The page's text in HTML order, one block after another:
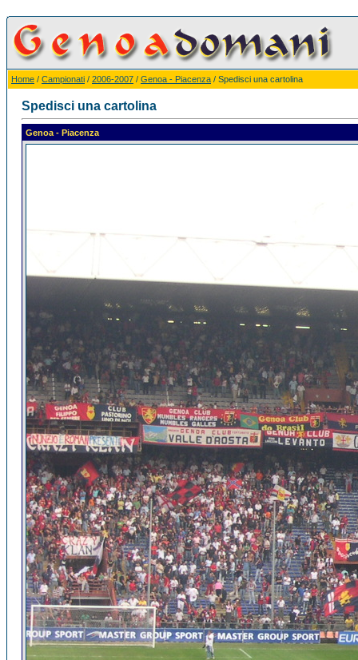
Home / Campionati / 2006-2007 / Genoa - Piacenza / Spedisci una cartolina
Spedisci una cartolina
Genoa - Piacenza